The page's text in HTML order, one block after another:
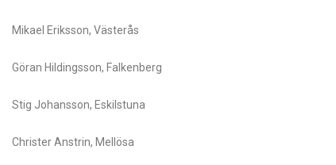
Mikael Eriksson, Västerås
Göran Hildingsson, Falkenberg
Stig Johansson, Eskilstuna
Christer Anstrin, Mellösa